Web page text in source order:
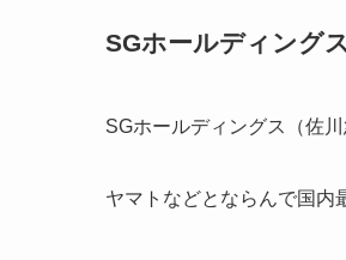
SGホールディング
SGホールディングス（佐
ヤマトなどとならんで国内